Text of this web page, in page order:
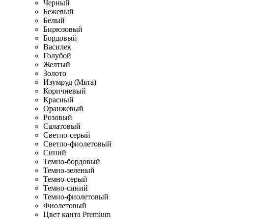
Черный
Бежевый
Белый
Бирюзовый
Бордовый
Василек
Голубой
Желтый
Золото
Изумруд (Мята)
Коричневый
Красный
Оранжевый
Розовый
Салатовый
Светло-серый
Светло-фиолетовый
Синий
Темно-бордовый
Темно-зеленый
Темно-серый
Темно-синий
Темно-фиолетовый
Фиолетовый
Цвет канта Premium